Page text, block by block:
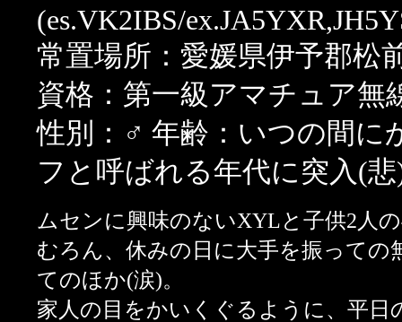
(es.VK2IBS/
常置場所：愛媛県伊予郡松
資格：第一級アマチュア無
性別：♂ 年齢：いつの間に
フと呼ばれる年代に突入(
ムセンに興味のないXYLと子供2人
むろん、休みの日に大手を振っての
てのほか(涙)。
家人の目をかいくぐるように、平日